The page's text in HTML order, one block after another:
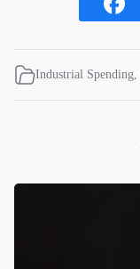
Industrial Spending,